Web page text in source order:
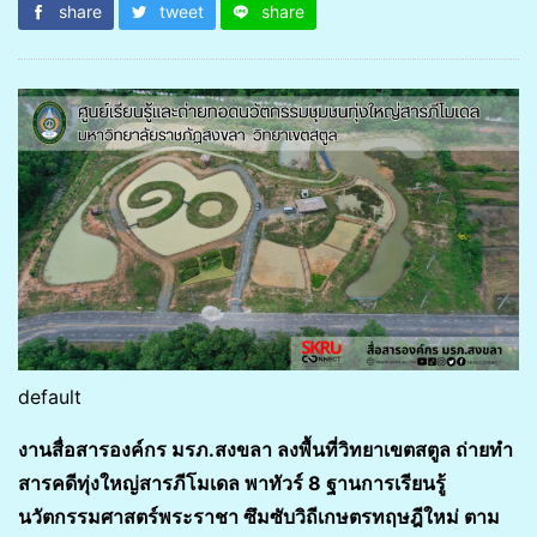
share tweet share
default
งานสื่อสารองค์กร มรภ.สงขลา ลงพื้นที่วิทยาเขตสตูล ถ่ายทำ
สารคดีทุ่งใหญ่สารภีโมเดล พาทัวร์ 8 ฐานการเรียนรู้
นวัตกรรมศาสตร์พระราชา ซึมซับวิถีเกษตรทฤษฎีใหม่ ตาม